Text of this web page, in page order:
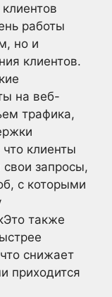
работы
но и
клиентов.
на веб-
трафика,
клиенты
свои запросы,
с которыми
также
снижает
приходится